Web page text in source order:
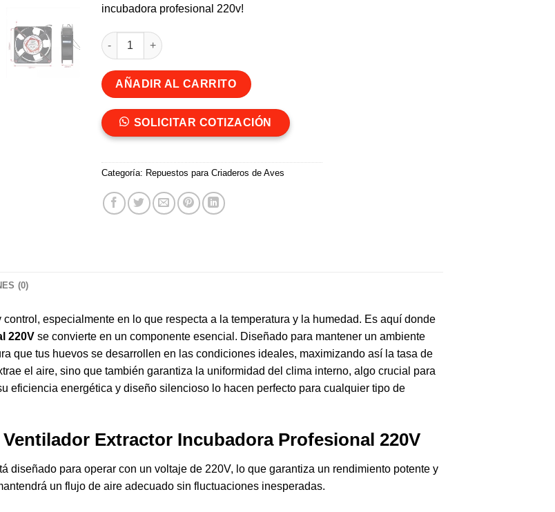
incubadora profesional 220v!
Ventilador extractor incubadora profesional 220v cantidad
AÑADIR AL CARRITO
SOLICITAR COTIZACIÓN
Categoría: Repuestos para Criaderos de Aves
(0)
especialmente en lo que respecta a la temperatura y la humedad. Es aquí donde
220V se convierte en un componente esencial. Diseñado para mantener un ambiente
que tus huevos se desarrollen en las condiciones ideales, maximizando así la tasa de
el aire, sino que también garantiza la uniformidad del clima interno, algo crucial para
eficiencia energética y diseño silencioso lo hacen perfecto para cualquier tipo de
Extractor Incubadora Profesional 220V
diseñado para operar con un voltaje de 220V, lo que garantiza un rendimiento potente y
un flujo de aire adecuado sin fluctuaciones inesperadas.